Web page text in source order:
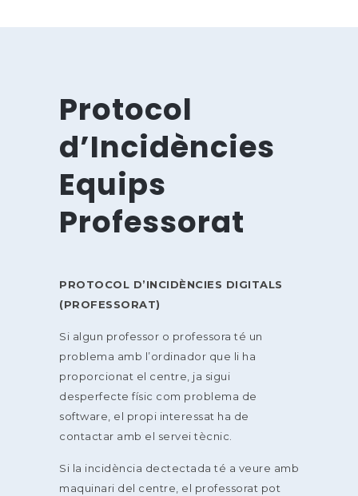
Protocol
d’Incidències
Equips
Professorat
PROTOCOL D’INCIDÈNCIES DIGITALS
(PROFESSORAT)
Si algun professor o professora té un
problema amb l’ordinador que li ha
proporcionat el centre, ja sigui
desperfecte físic com problema de
software, el propi interessat ha de
contactar amb el servei tècnic.
Si la incidència dectectada té a veure amb
maquinari del centre, el professorat pot